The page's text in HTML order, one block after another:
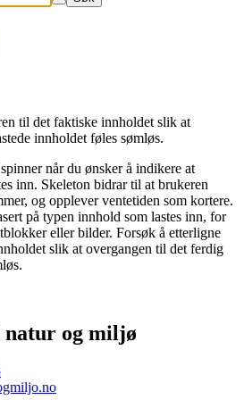
til det faktiske innholdet slik at
innholdet føles sømløs.
når du ønsker å indikere at
inn. Skeleton bidrar til at brukeren
og opplever ventetiden som kortere.
på typen innhold som lastes inn, for
eller bilder. Forsøk å etterligne
slik at overgangen til det ferdig
natur og miljø